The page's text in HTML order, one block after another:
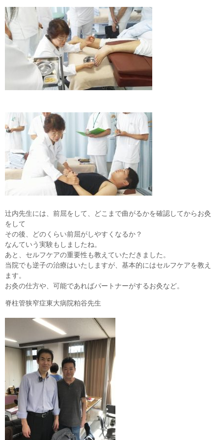
辻内先生には、前屈をして、どこまで曲がるかを確認してからお灸
をして
その後、どのくらい前屈がしやすくなるか？
なんていう実験もしましたね。
あと、セルフケアの重要性も教えていただきました。
当院でも逆子の治療はいたしますが、基本的にはセルフケアを教え
ます。
お灸の仕方や、可能であればパートナーがするお灸など。
脊柱管狭窄症東大病院粕谷先生